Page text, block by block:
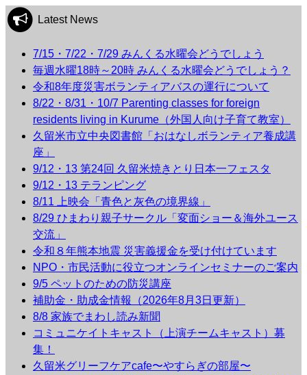
Latest News
7/15・7/22・7/29 みんくる水曜会どうでしょう
毎週水曜18時～20時 みんくる水曜会どうでしょう？
令和8年度災害ボランティアバスの運行について
8/22・8/31・10/7 Parenting classes for foreign
residents living in Kurume（外国人向け子育て教室）
久留米市立中央図書館「おはなしボランティア養成講
座」
9/12・13 第24回 久留米焼きとり日本一フェスタ
9/12・13 テランピング
8/11 上映会「青色と灰色の境界線」
8/29 ひまわり親子サークル「変面ショー＆海外ユース
交流」
令和８年熊本地震 災害義援金を受け付けています
NPO・市民活動に役立つオンラインセミナーのご案内
9/5 ペットのための防災講座
補助金・助成金情報（2026年8月3日更新）
8/8 家族でまわし読み新聞
コミュニケイトキャスト（上演チームキャスト）募
集！
久留米グリーフケアcafe〜やすらぎの部屋〜